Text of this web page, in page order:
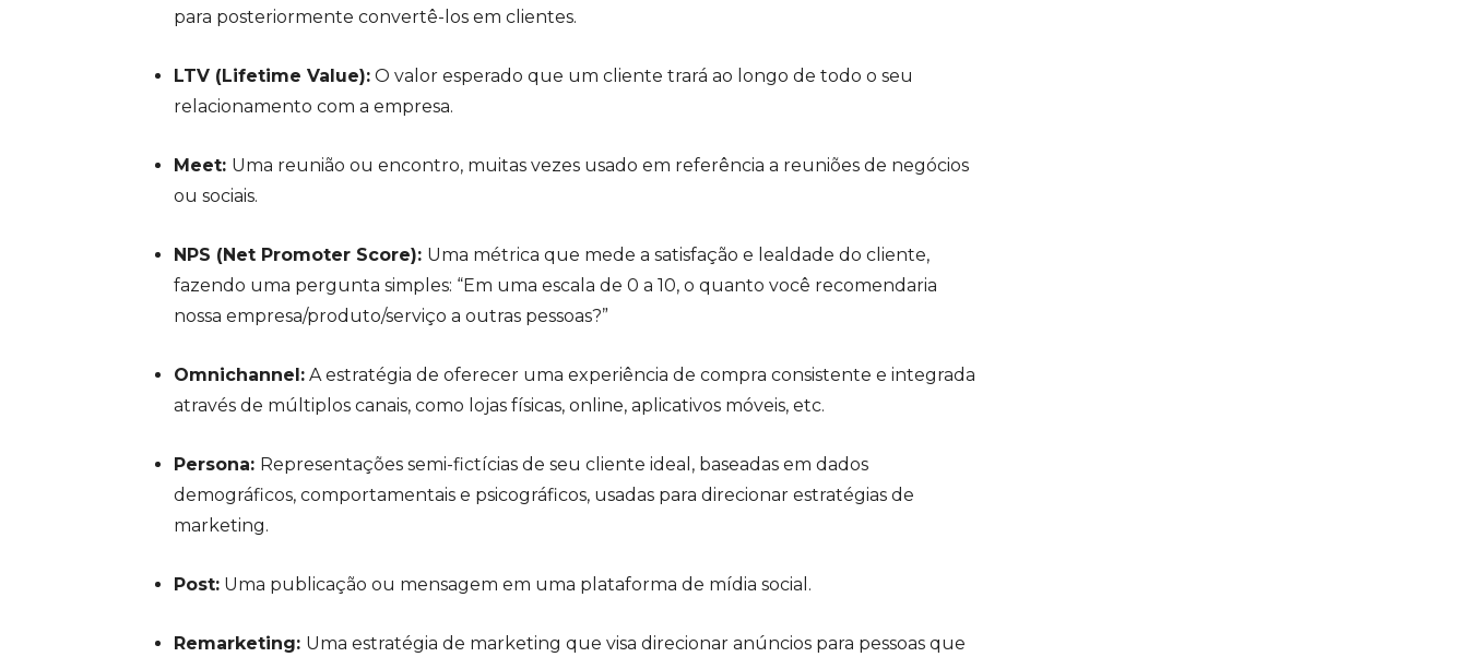
para posteriormente convertê-los em clientes.
LTV (Lifetime Value): O valor esperado que um cliente trará ao longo de todo o seu
relacionamento com a empresa.
Meet: Uma reunião ou encontro, muitas vezes usado em referência a reuniões de negócios
ou sociais.
NPS (Net Promoter Score): Uma métrica que mede a satisfação e lealdade do cliente,
fazendo uma pergunta simples: “Em uma escala de 0 a 10, o quanto você recomendaria
nossa empresa/produto/serviço a outras pessoas?”
Omnichannel: A estratégia de oferecer uma experiência de compra consistente e integrada
através de múltiplos canais, como lojas físicas, online, aplicativos móveis, etc.
Persona: Representações semi-fictícias de seu cliente ideal, baseadas em dados
demográficos, comportamentais e psicográficos, usadas para direcionar estratégias de
marketing.
Post: Uma publicação ou mensagem em uma plataforma de mídia social.
Remarketing: Uma estratégia de marketing que visa direcionar anúncios para pessoas que